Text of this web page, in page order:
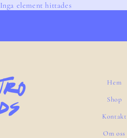
Inga element hittades
Hem
Shop
Kontakt
Om oss